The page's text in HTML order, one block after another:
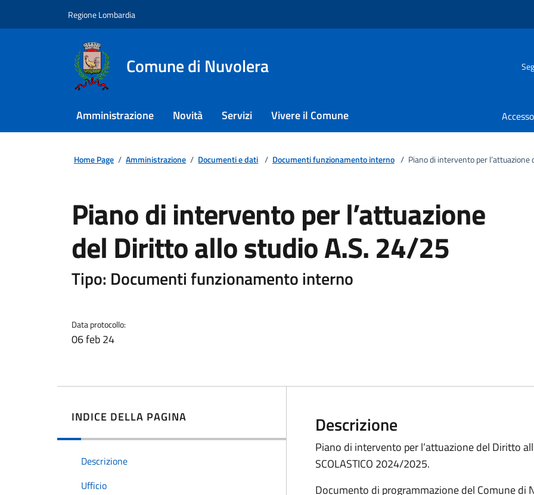
Regione Lombardia
Comune di Nuvolera
Amministrazione Novità Servizi Vivere il Comune
Home Page / Amministrazione / Documenti e dati / Documenti funzionamento interno / Piano di intervento per
Piano di intervento per l’attuazione
del Diritto allo studio A.S. 24/25
Tipo: Documenti funzionamento interno
Data protocollo:
06 feb 24
INDICE DELLA PAGINA
Descrizione
Ufficio
Descrizione
Piano di intervento per l’attuazione del Diritto
SCOLASTICO 2024/2025.
Documento di programmazione del Comune